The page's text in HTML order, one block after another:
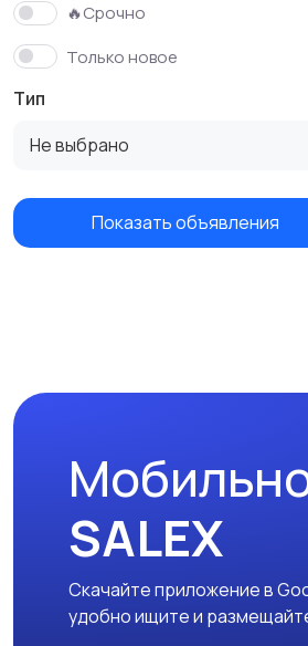
🔥Срочно
Только новое
Тип
Не выбрано
Показать объявления
SALEX
Скачайте приложение в
удобно ищите и